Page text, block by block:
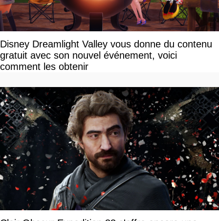
Disney Dreamlight Valley vous donne du contenu
gratuit avec son nouvel événement, voici
comment les obtenir